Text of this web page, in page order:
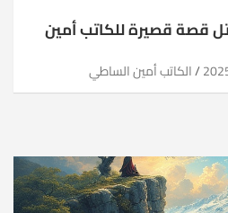
قصة قصيرة للكاتب أمين
الكاتب أمين الساطي